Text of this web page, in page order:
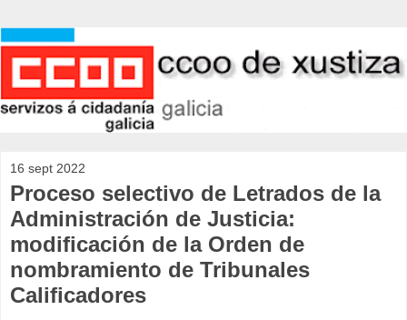
16 sept 2022
Proceso selectivo de Letrados de la
Administración de Justicia:
modificación de la Orden de
nombramiento de Tribunales
Calificadores